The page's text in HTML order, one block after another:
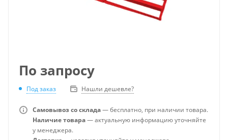
По запросу
Под заказ Нашли дешевле?
Самовывоз со склада— бесплатно, при наличии товара.
Наличие товара— актуальную информацию уточняйте
у менеджера.